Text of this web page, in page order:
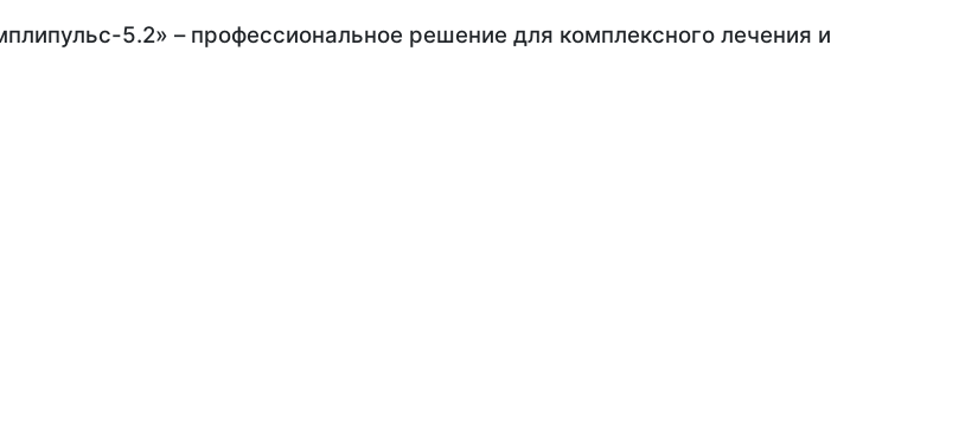
5.2» – профессиональное решение для комплексного лечения и